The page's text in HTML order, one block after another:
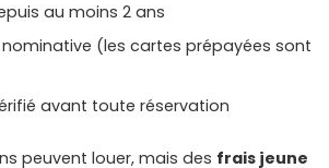
au moins 2 ans
(les cartes prépayées sont
avant toute réservation
peuvent louer, mais des frais jeune